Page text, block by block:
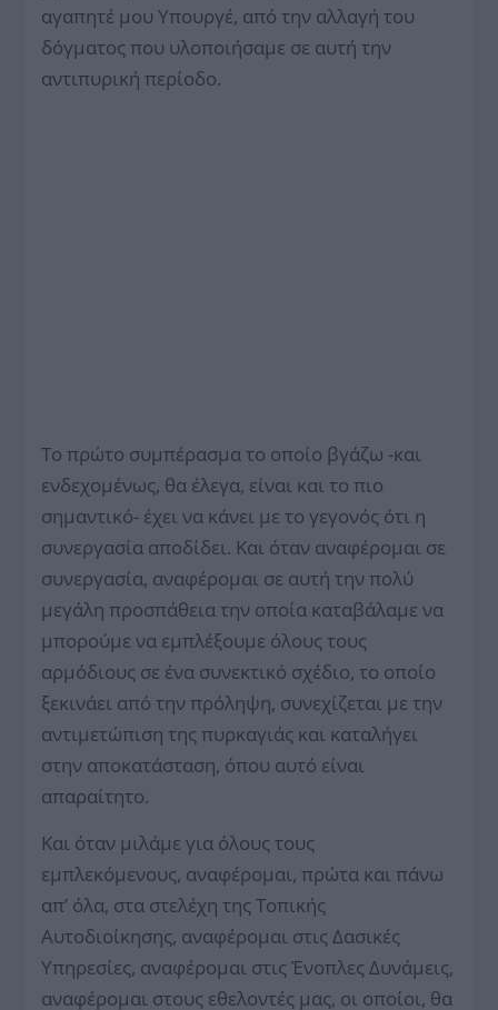
αγαπητέ μου Υπουργέ, από την αλλαγή του
δόγματος που υλοποιήσαμε σε αυτή την
αντιπυρική περίοδο.
Το πρώτο συμπέρασμα το οποίο βγάζω -και
ενδεχομένως, θα έλεγα, είναι και το πιο
σημαντικό- έχει να κάνει με το γεγονός ότι η
συνεργασία αποδίδει. Και όταν αναφέρομαι σε
συνεργασία, αναφέρομαι σε αυτή την πολύ
μεγάλη προσπάθεια την οποία καταβάλαμε να
μπορούμε να εμπλέξουμε όλους τους
αρμόδιους σε ένα συνεκτικό σχέδιο, το οποίο
ξεκινάει από την πρόληψη, συνεχίζεται με την
αντιμετώπιση της πυρκαγιάς και καταλήγει
στην αποκατάσταση, όπου αυτό είναι
απαραίτητο.
Και όταν μιλάμε για όλους τους
εμπλεκόμενους, αναφέρομαι, πρώτα και πάνω
απ’ όλα, στα στελέχη της Τοπικής
Αυτοδιοίκησης, αναφέρομαι στις Δασικές
Υπηρεσίες, αναφέρομαι στις Ένοπλες Δυνάμεις,
αναφέρομαι στους εθελοντές μας, οι οποίοι, θα